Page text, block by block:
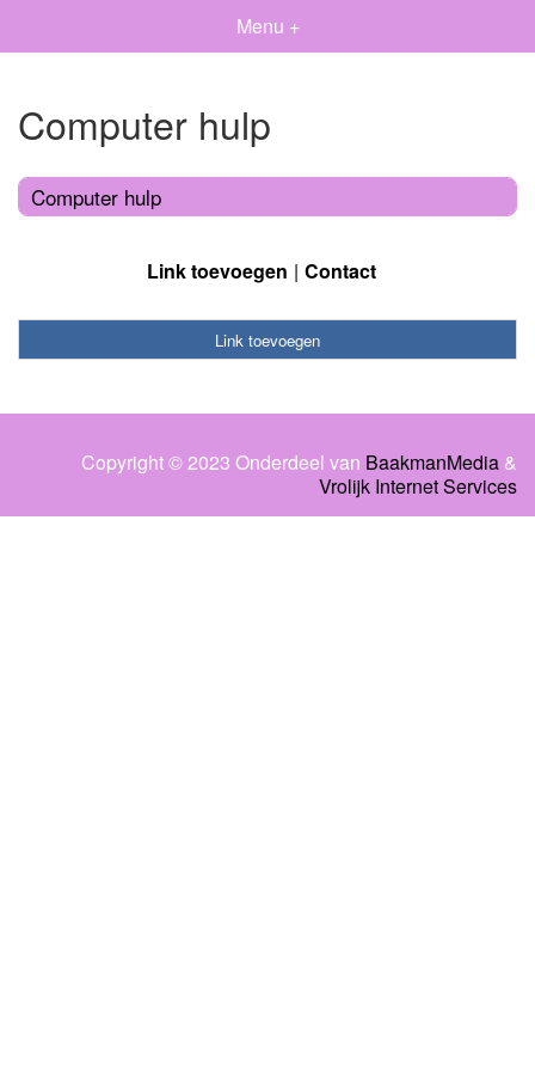
Menu +
Computer hulp
Computer hulp
Link toevoegen Contact
Link toevoegen
Copyright © 2023 Onderdeel van BaakmanMedia &
Vrolijk Internet Services